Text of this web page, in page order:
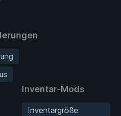
Inventar-Mods
Inventargröße